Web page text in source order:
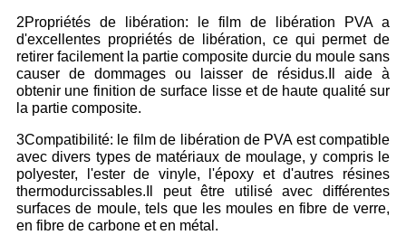
2Propriétés de libération: le film de libération PVA a
d'excellentes propriétés de libération, ce qui permet de
retirer facilement la partie composite durcie du moule sans
causer de dommages ou laisser de résidus.Il aide à
obtenir une finition de surface lisse et de haute qualité sur
la partie composite.
3Compatibilité: le film de libération de PVA est compatible
avec divers types de matériaux de moulage, y compris le
polyester, l'ester de vinyle, l'époxy et d'autres résines
thermodurcissables.Il peut être utilisé avec différentes
surfaces de moule, tels que les moules en fibre de verre,
en fibre de carbone et en métal.